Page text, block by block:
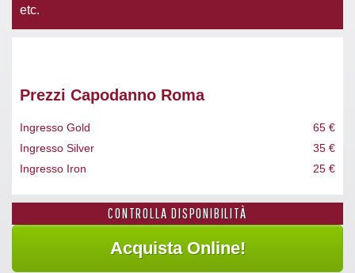
etc.
Prezzi Capodanno Roma
Ingresso Gold
65 €
Ingresso Silver
35 €
Ingresso Iron
25 €
CONTROLLA DISPONIBILITÀ